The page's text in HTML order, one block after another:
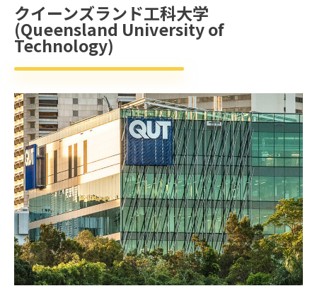
クイーンズランド工科大学
(Queensland University of
Technology)